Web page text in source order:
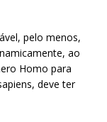
pelo menos,
ao
Homo para
deve ter